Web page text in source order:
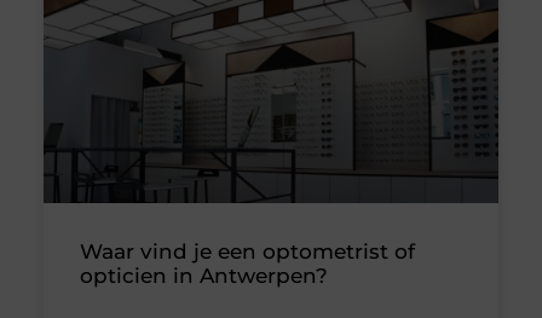
Waar vind je een optometrist of
opticien in Antwerpen?